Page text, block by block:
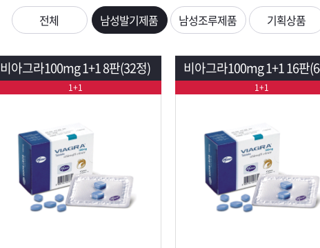
[ios앱 오픈]아
입금확인이 안
전체 남성발기제품 남성조루제품 기획상품
비아그라100mg 1+1 8판(32정)
1+1
비아그라100mg 1+1 16판
1+1